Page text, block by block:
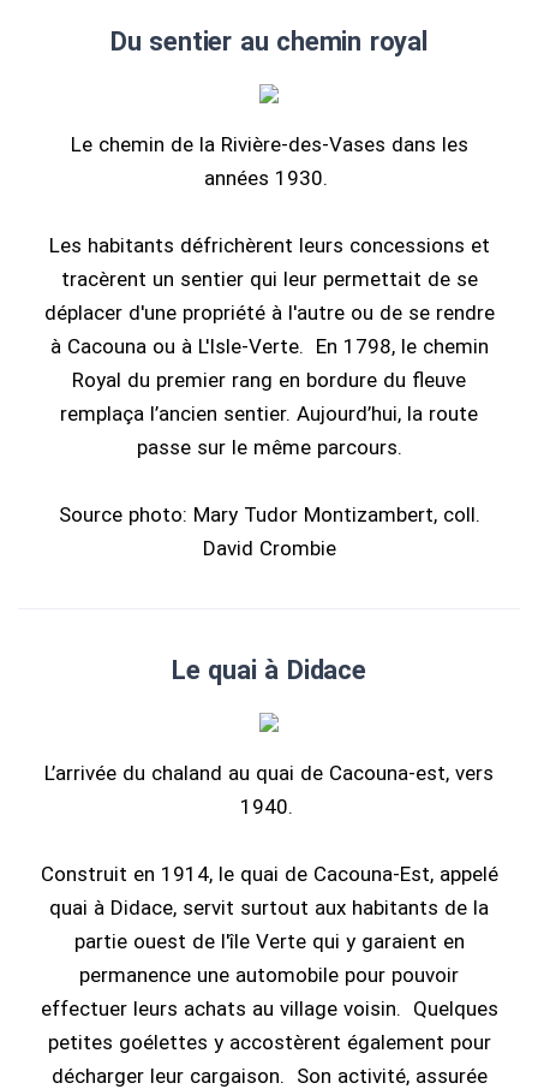
Du sentier au chemin royal
Le chemin de la Rivière-des-Vases dans les
années 1930.
Les habitants défrichèrent leurs concessions et
tracèrent un sentier qui leur permettait de se
déplacer d'une propriété à l'autre ou de se rendre
à Cacouna ou à L'Isle-Verte. En 1798, le chemin
Royal du premier rang en bordure du fleuve
remplaça l’ancien sentier. Aujourd’hui, la route
passe sur le même parcours.
Source photo: Mary Tudor Montizambert, coll.
David Crombie
Le quai à Didace
L’arrivée du chaland au quai de Cacouna-est, vers
1940.
Construit en 1914, le quai de Cacouna-Est, appelé
quai à Didace, servit surtout aux habitants de la
partie ouest de l'île Verte qui y garaient en
permanence une automobile pour pouvoir
effectuer leurs achats au village voisin. Quelques
petites goélettes y accostèrent également pour
décharger leur cargaison. Son activité, assurée